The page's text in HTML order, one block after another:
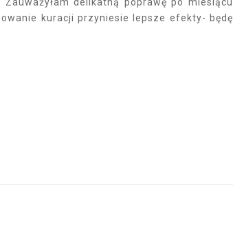
kuracji przyniesie lepsze efekty- będę